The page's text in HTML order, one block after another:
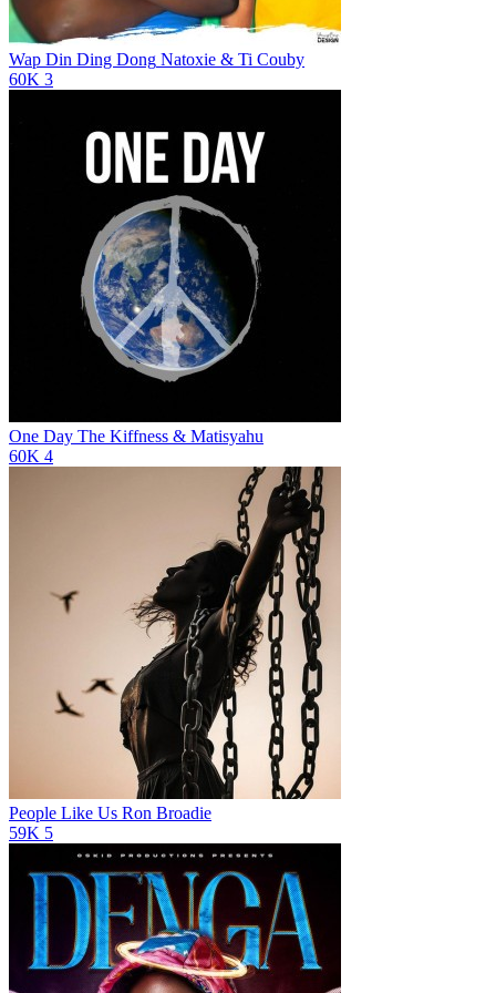
Wap Din Ding Dong Natoxie & Ti Couby
60K 3
One Day The Kiffness & Matisyahu
60K 4
People Like Us Ron Broadie
59K 5